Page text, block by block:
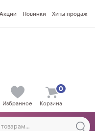
Акции Новинки Хиты продаж
Избранное Корзина
0